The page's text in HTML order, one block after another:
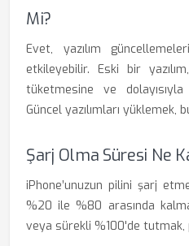
Mi?
Evet, yazılım güncellemeleri
etkileyebilir. Eski bir
tüketmesine ve dolayısıyla
Güncel yazılımları yüklemek,
Şarj Olma Süresi Ne
iPhone’unuzun pilini şarj
%20 ile %80 arasında
veya sürekli %100'de tutmak,